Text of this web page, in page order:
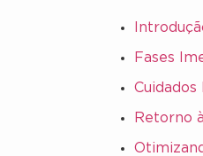
Fases
Retorno